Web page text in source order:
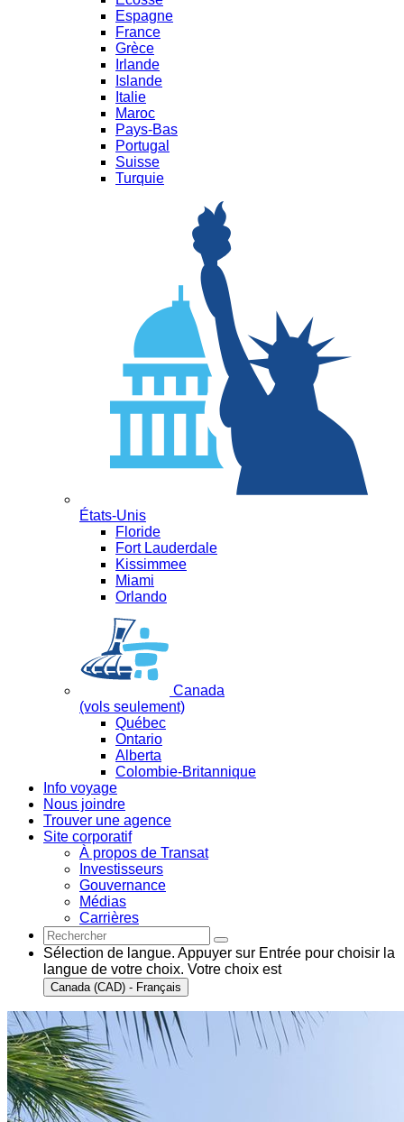
Espagne
France
Grèce
Irlande
Islande
Italie
Maroc
Pays-Bas
Portugal
Suisse
Turquie
États-Unis
Floride
Fort Lauderdale
Kissimmee
Miami
Orlando
Canada
(vols seulement)
Québec
Ontario
Alberta
Colombie-Britannique
Info voyage
Nous joindre
Trouver une agence
Site corporatif
À propos de Transat
Investisseurs
Gouvernance
Médias
Carrières
Sélection de langue. Appuyer sur Entrée pour choisir la
langue de votre choix. Votre choix est
Canada (CAD) - Français